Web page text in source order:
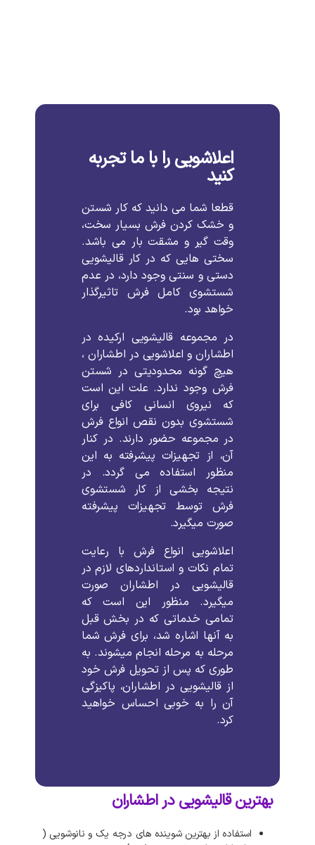
اعلاشویی را با ما تجربه
کنید
قطعا شما می دانید که کار شستن
و خشک کردن فرش بسیار سخت،
وقت گیر و مشقت بار می باشد.
سختی هایی که در کار قالیشویی
دستی و سنتی وجود دارد، در عدم
شستشوی کامل فرش تاثیرگذار
خواهد بود.
در مجموعه قالیشویی ارکیده در
اطشاران و اعلاشویی در اطشاران ،
هیچ گونه محدودیتی در شستن
فرش وجود ندارد. علت این است
که نیروی انسانی کافی برای
شستشوی بدون نقص انواع فرش
در مجموعه حضور دارند. در کنار
آن، از تجهیزات پیشرفته به این
منظور استفاده می گردد. در
نتیجه بخشی از کار شستشوی
فرش توسط تجهیزات پیشرفته
صورت میگیرد.
اعلاشویی انواع فرش با رعایت
تمام نکات و استانداردهای لازم در
قالیشویی در اطشاران صورت
میگیرد. منظور این است که
تمامی خدماتی که در بخش قبل
به آنها اشاره شد، برای فرش شما
مرحله به مرحله انجام میشوند. به
طوری که پس از تحویل فرش خود
از قالیشویی در اطشاران، پاکیزگی
آن را به خوبی احساس خواهید
کرد.
بهترین قالیشویی در اطشاران
استفاده از بهترین شوینده های درجه یک و نانوشویی (